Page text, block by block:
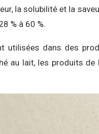
la solubilité et la
% à 60 %.
utilisées dans des
au lait, les produits